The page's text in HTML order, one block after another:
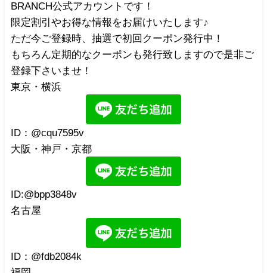
BRANCH公式アカウントです！
限定割引やお得な情報をお届けいたします♪
ただ今ご登録時、抽選で初回クーポン発行中！
もちろん定期的なクーポンも発行致しますので是非ご
登録下さいませ！
東京・横浜
ID：@cqu7595v
大阪・神戸・京都
ID:@bpp3848v
名古屋
ID：@fdb2084k